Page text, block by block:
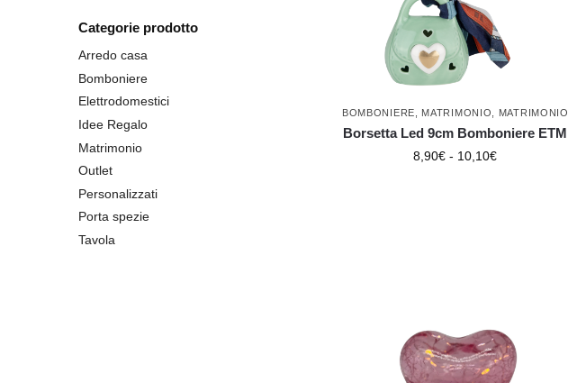
BOMBONIERE MATRIMONIO MATRIMONIO
Borsetta Led 9cm Bomboniere ETM
8,90€ - 10,10€
Categorie prodotto
Arredo casa
Bomboniere
Elettrodomestici
Idee Regalo
Matrimonio
Outlet
Personalizzati
Porta spezie
Tavola